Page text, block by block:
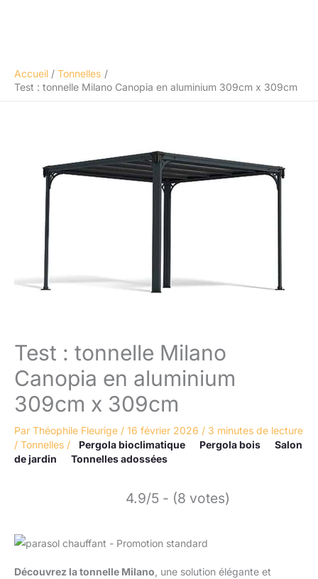
Accueil
Tonnelles
Test : tonnelle Milano Canopia en aluminium 309cm x 309cm
Test : tonnelle Milano
Canopia en aluminium
309cm x 309cm
Par Théophile Fleurige / 16 février 2026 / 3 minutes de lecture
/ Tonnelles / Pergola bioclimatique Pergola bois
Salon
de jardin
Tonnelles adossées
4.9/5 - (8 votes)
Découvrez la tonnelle Milano , une solution élégante et